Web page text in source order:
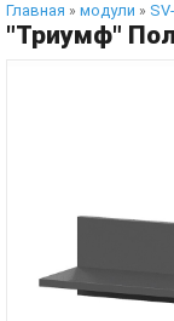
Главная » модули »
"Триумф"